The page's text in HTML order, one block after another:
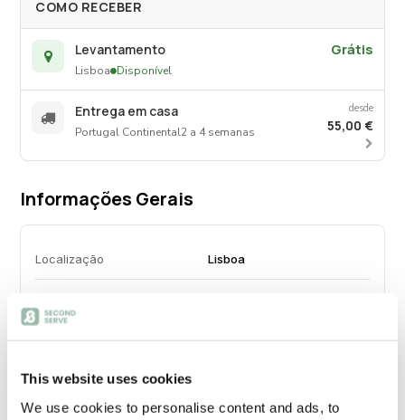
This website uses cookies
We use cookies to personalise content and ads, to
COMO RECEBER
Levantamento
Lisboa Disponível
Grátis
Entrega em casa
Portugal Continental2 a 4 semanas
desde
55,00 €
Informações Gerais
Localização Lisboa
Categorias